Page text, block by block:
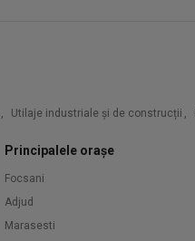
, Utilaje industriale și de construcții ,
Principalele orașe
Focsani
Adjud
Marasesti